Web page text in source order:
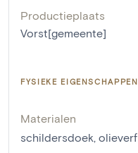
Productieplaats
Vorst[gemeente]
FYSIEKE EIGENSCHAPPEN
Materialen
schildersdoek, olieverf